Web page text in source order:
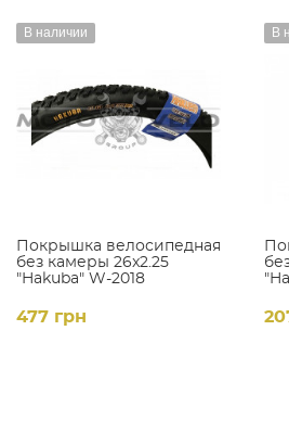
Покрышка велосипедная
без камеры 26x2.25
"Hakuba" W-2018
В наличии
477 грн
В